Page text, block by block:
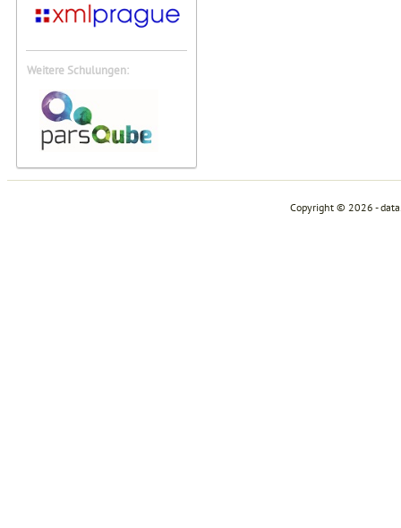
Weitere Schulungen:
Copyright © 2026 -